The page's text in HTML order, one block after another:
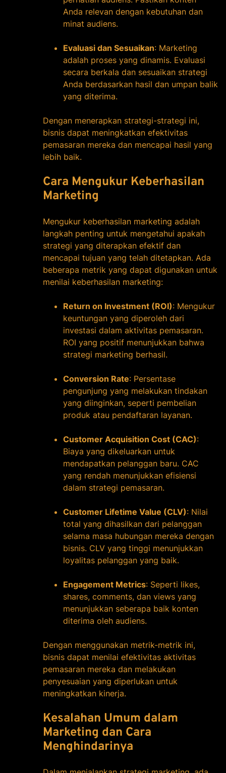
Anda relevan dengan kebutuhan dan
minat audiens.
Evaluasi dan Sesuaikan: Marketing
adalah proses yang dinamis. Evaluasi
secara berkala dan sesuaikan strategi
Anda berdasarkan hasil dan umpan balik
yang diterima.
Dengan menerapkan strategi-strategi ini,
bisnis dapat meningkatkan efektivitas
pemasaran mereka dan mencapai hasil yang
lebih baik.
Cara Mengukur Keberhasilan
Marketing
Mengukur keberhasilan marketing adalah
langkah penting untuk mengetahui apakah
strategi yang diterapkan efektif dan
mencapai tujuan yang telah ditetapkan. Ada
beberapa metrik yang dapat digunakan untuk
menilai keberhasilan marketing:
Return on Investment (ROI): Mengukur
keuntungan yang diperoleh dari
investasi dalam aktivitas pemasaran.
ROI yang positif menunjukkan bahwa
strategi marketing berhasil.
Conversion Rate: Persentase
pengunjung yang melakukan tindakan
yang diinginkan, seperti pembelian
produk atau pendaftaran layanan.
Customer Acquisition Cost (CAC):
Biaya yang dikeluarkan untuk
mendapatkan pelanggan baru. CAC
yang rendah menunjukkan efisiensi
dalam strategi pemasaran.
Customer Lifetime Value (CLV): Nilai
total yang dihasilkan dari pelanggan
selama masa hubungan mereka dengan
bisnis. CLV yang tinggi menunjukkan
loyalitas pelanggan yang baik.
Engagement Metrics: Seperti likes,
shares, comments, dan views yang
menunjukkan seberapa baik konten
diterima oleh audiens.
Dengan menggunakan metrik-metrik ini,
bisnis dapat menilai efektivitas aktivitas
pemasaran mereka dan melakukan
penyesuaian yang diperlukan untuk
meningkatkan kinerja.
Kesalahan Umum dalam
Marketing dan Cara
Menghindarinya